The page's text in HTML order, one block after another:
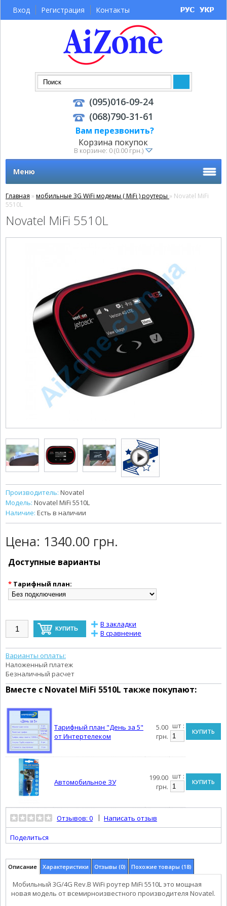
Корзина покупок
В корзине: 0 (0.00 грн.)
(095)016-09-24
(068)790-31-61
Вам перезвонить?
Вход Регистрация Контакты
Меню
Главная » мобильные 3G WiFi модемы ( MiFi ) роутеры » Novatel MiFi
5510L
Novatel MiFi 5510L
Производитель: Novatel
Модель: Novatel MiFi 5510L
Наличие: Есть в наличии
Цена: 1340.00 грн.
Доступные варианты
* Тарифный план:
В закладки
В сравнение
Варианты оплаты:
Наложенный платеж
Безналичный расчет
Вместе с Novatel MiFi 5510L также покупают:
Тарифный план "День за 5"
от Интертелеком
5.00
грн.
шт :
КУПИТЬ
Автомобильное ЗУ
199.00
грн.
шт :
КУПИТЬ
Отзывов: 0 | Написать отзыв
Поделиться
Описание Характеристики Отзывы (0) Похожие товары (18)
Мобильный 3G/4G Rev.B WiFi роутер MiFi 5510L это мощная
новая модель от всемирноизвестного производителя Novatel.